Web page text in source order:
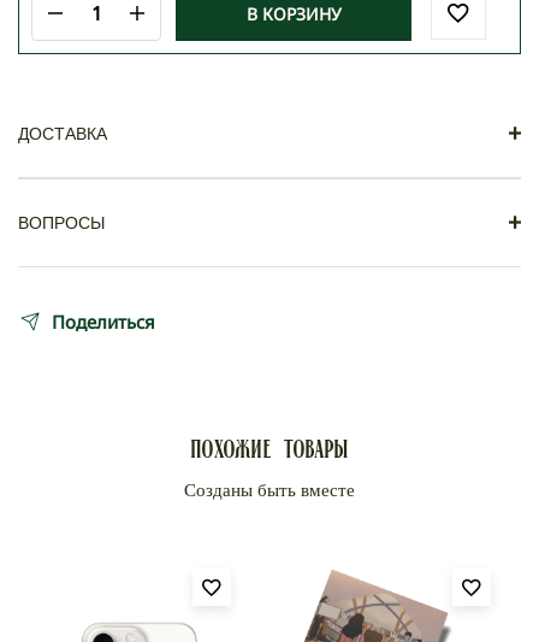
Количество
товара
БАРС
В КОРЗИНУ
ДОСТАВКА +
Доставка
ВОПРОСЫ +
Поделиться
Похожие товары